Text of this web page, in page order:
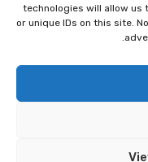
technologies will allow us
or unique IDs on this site.